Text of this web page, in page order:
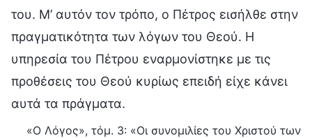
του. Μ’ αυτόν τον τρόπο, ο Πέτρος εισήλθε στην
πραγματικότητα των λόγων του Θεού. Η
υπηρεσία του Πέτρου εναρμονίστηκε με τις
προθέσεις του Θεού κυρίως επειδή είχε κάνει
αυτά τα πράγματα.
«Ο Λόγος», τόμ. 3: «Οι συνομιλίες του Χριστού των